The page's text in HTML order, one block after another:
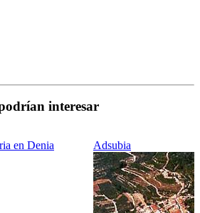
interesar
Alcalá de la Jovada...